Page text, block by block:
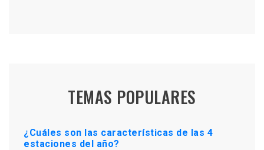
TEMAS POPULARES
¿Cuáles son las características de las 4
estaciones del año?